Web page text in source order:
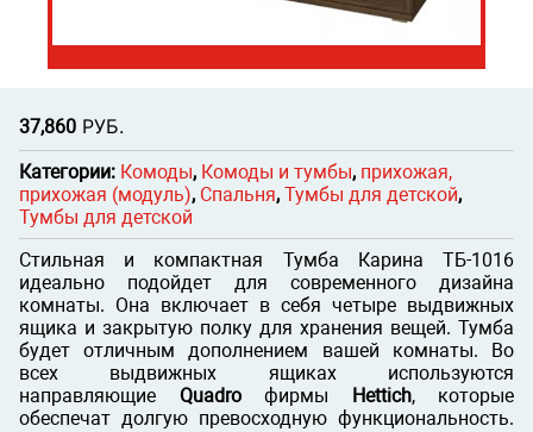
37,860 РУБ.
Категории: Комоды, Комоды и тумбы, прихожая,
прихожая (модуль), Спальня, Тумбы для детской,
Тумбы для детской
Стильная и компактная Тумба Карина ТБ-1016
идеально подойдет для современного дизайна
комнаты. Она включает в себя четыре выдвижных
ящика и закрытую полку для хранения вещей. Тумба
будет отличным дополнением вашей комнаты. Во
всех выдвижных ящиках используются
направляющие Quadro фирмы Hettich, которые
обеспечат долгую превосходную функциональность.